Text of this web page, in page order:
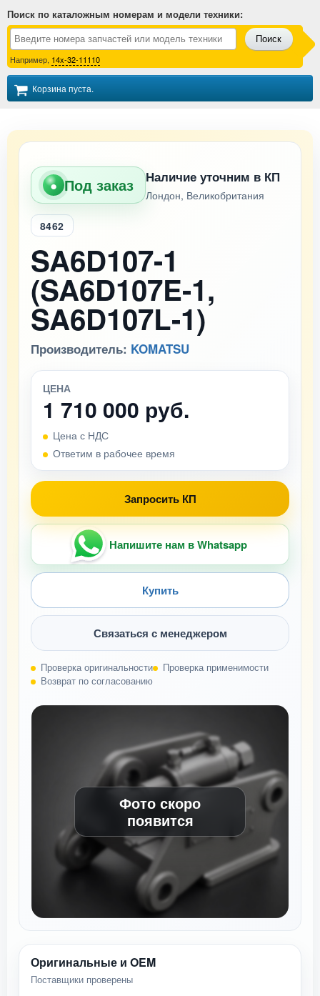
Поиск по каталожным номерам и модели техники:
Поиск
Например, 14x-32-11110
Корзина пуста.
● Под заказ Наличие уточним в КП
Лондон, Великобритания
8462
SA6D107-1
(SA6D107E-1,
SA6D107L-1)
Производитель: KOMATSU
ЦЕНА
1 710 000 руб.
Цена с НДС
Ответим в рабочее время
Запросить КП
Напишите нам в Whatsapp
Купить
Связаться с менеджером
Проверка оригинальности
Проверка применимости
Возврат по согласованию
Фото скоро
появится
Оригинальные и OEM
Поставщики проверены